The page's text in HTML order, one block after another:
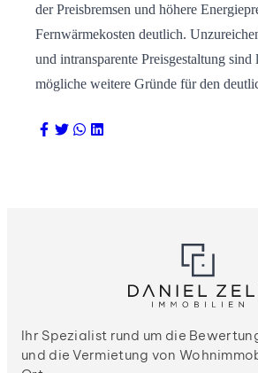
der Preisbremsen und höhere
Fernwärmekosten deutlich.
und intransparente Preisgestaltung
mögliche weitere Gründe für den
Ihr Spezialist rund um die
und die Vermietung von